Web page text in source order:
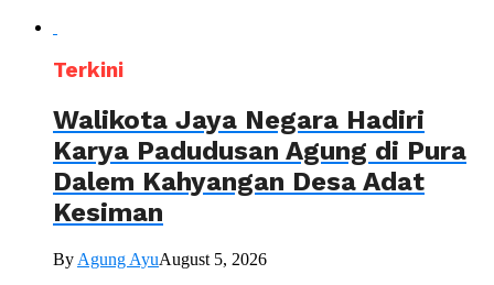
Terkini
Walikota Jaya Negara Hadiri
Karya Padudusan Agung di Pura
Dalem Kahyangan Desa Adat
Kesiman
By Agung AyuAugust 5, 2026